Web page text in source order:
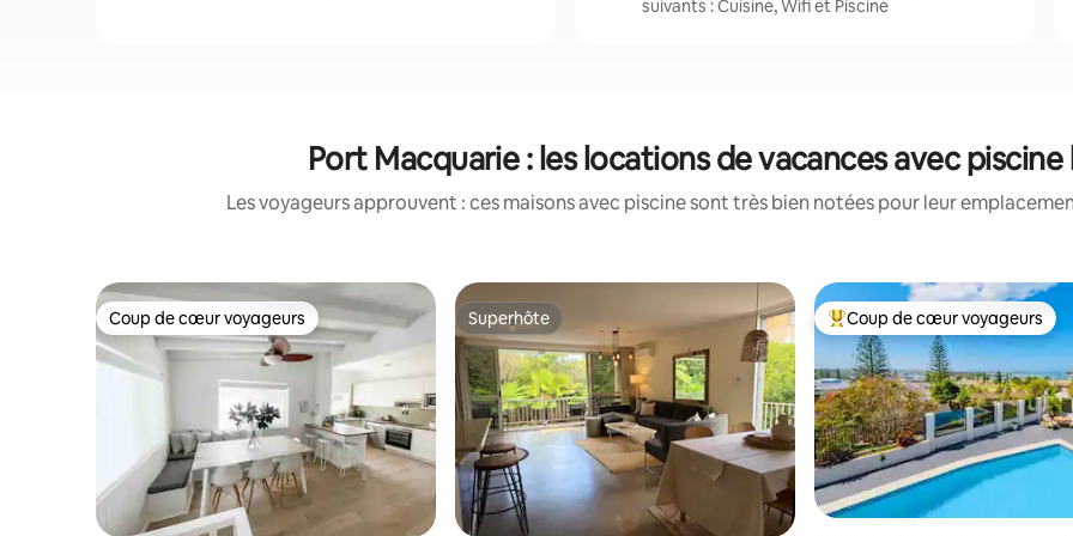
suivants : Cuisine, Wifi et Piscine
Port Macquarie : les locations de vacances avec
Les voyageurs approuvent : ces maisons avec piscine sont très bien notées pour leur
Coup de cœur voyageurs
Coup de cœur voyageurs Superhôte
Superhôte Coups de cœur voyageurs les
Coup de cœur voyageurs